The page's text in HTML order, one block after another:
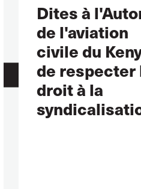
Dites à
de l'aviation
civile du
de respecter
droit à la